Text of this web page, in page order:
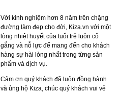
Với kinh nghiệm hơn 8 năm trên chặng
đường làm đẹp cho đời, Kiza.vn với một
lòng nhiệt huyết của tuổi trẻ luôn cố
gắng và nỗ lực để mang đến cho khách
hàng sự hài lòng nhất trong từng sản
phẩm và dịch vụ.
Cảm ơn quý khách đã luôn đồng hành
và ủng hộ Kiza, chúc quý khách vui vẻ